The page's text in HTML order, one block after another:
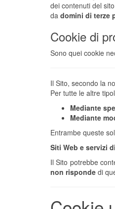
dei contenuti del
da domini di terze
Cookie di
Sono quei cookie
Il Sito, secondo la
Per tutte le altre
Mediante
Mediante
Entrambe queste
Siti Web e servizi
Il Sito potrebbe
non risponde di